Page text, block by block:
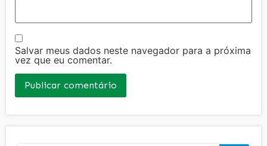
Salvar meus dados neste navegador para a próxima
vez que eu comentar.